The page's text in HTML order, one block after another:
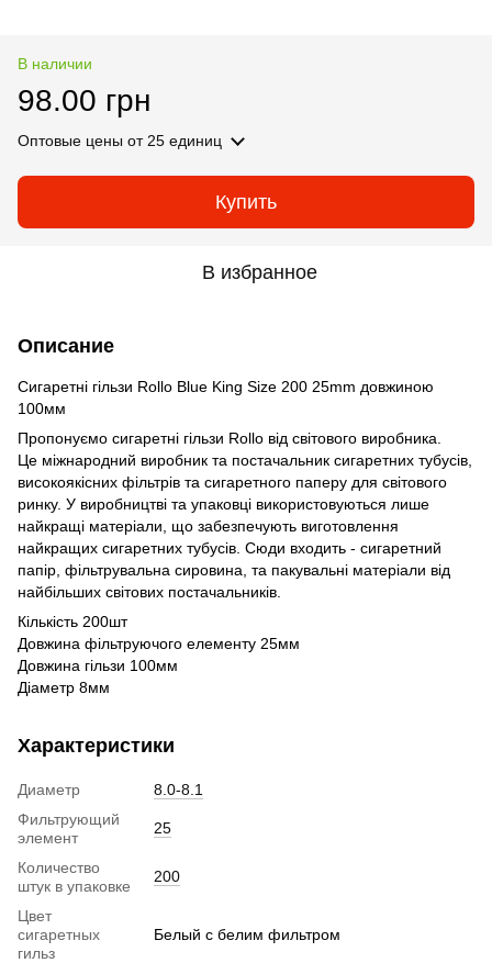
В наличии
98.00 грн
Оптовые цены от 25 единиц
Купить
В избранное
Описание
Cигаретні гільзи Rollo Blue King Size 200 25mm довжиною
100мм
Пропонуємо сигаретні гільзи Rollo від світового виробника.
Це міжнародний виробник та постачальник сигаретних тубусів,
високоякісних фільтрів та сигаретного паперу для світового
ринку. У виробництві та упаковці використовуються лише
найкращі матеріали, що забезпечують виготовлення
найкращих сигаретних тубусів. Сюди входить - сигаретний
папір, фільтрувальна сировина, та пакувальні матеріали від
найбільших світових постачальників.
Кількість 200шт
Довжина фільтруючого елементу 25мм
Довжина гільзи 100мм
Діаметр 8мм
Характеристики
Диаметр
8.0-8.1
Фильтрующий
элемент
25
Количество
штук в упаковке
200
Цвет
сигаретных
гильз
Белый с белим фильтром